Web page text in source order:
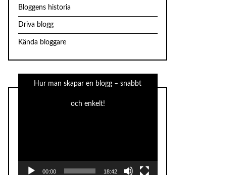
Bloggens historia
Driva blogg
Kända bloggare
Hur man skapar en blogg – snabbt
och enkelt!
00:00 18:42